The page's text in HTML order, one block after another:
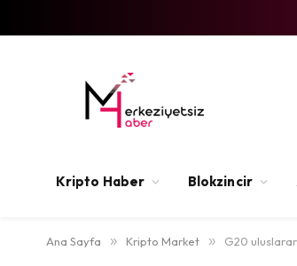
Kripto Haber Blokzincir
Ana Sayfa » Kripto Market » G20